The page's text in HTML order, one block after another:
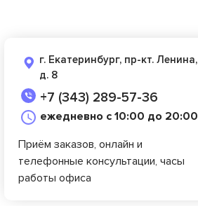
г. Екатеринбург, пр-кт. Ленина,
д. 8
+7 (343) 289-57-36
ежедневно с 10:00 до 20:00
Приём заказов, онлайн и
телефонные консультации, часы
работы офиса